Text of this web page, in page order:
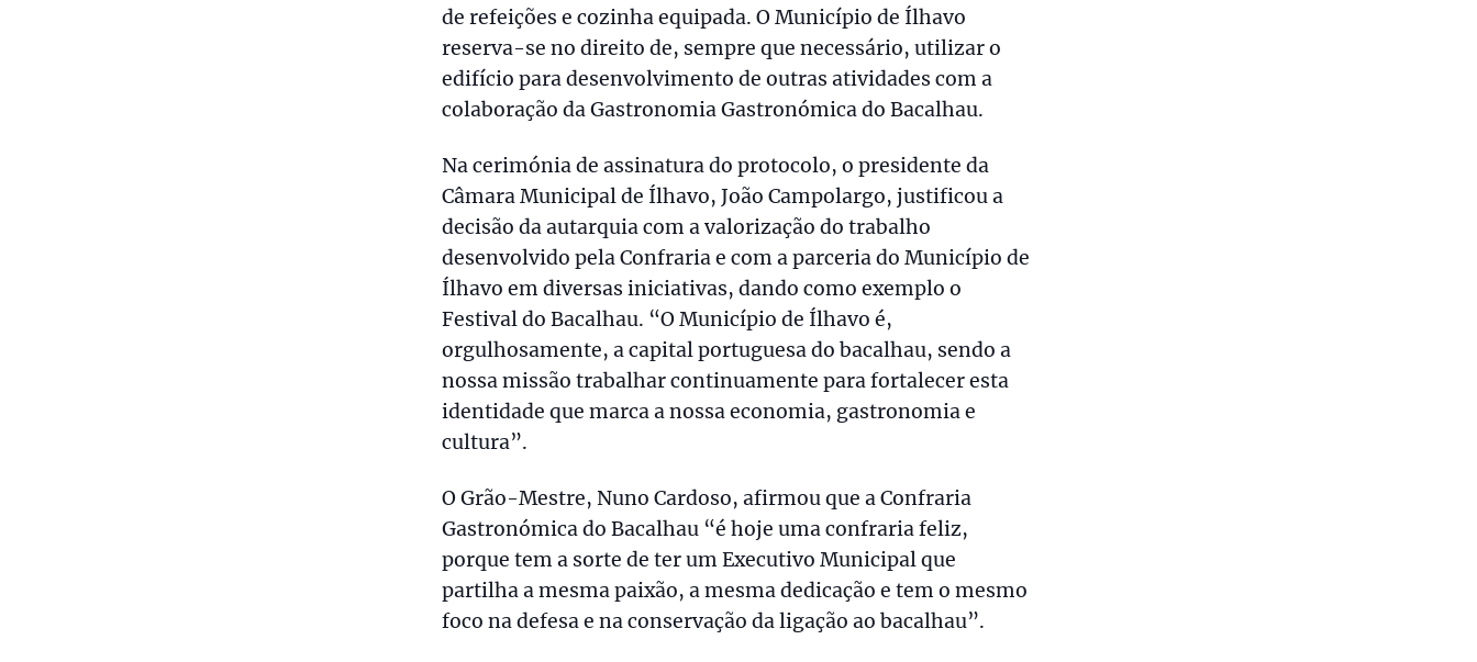
de refeições e cozinha equipada. O Município de Ílhavo
reserva-se no direito de, sempre que necessário, utilizar o
edifício para desenvolvimento de outras atividades com a
colaboração da Gastronomia Gastronómica do Bacalhau.
Na cerimónia de assinatura do protocolo, o presidente da
Câmara Municipal de Ílhavo, João Campolargo, justificou a
decisão da autarquia com a valorização do trabalho
desenvolvido pela Confraria e com a parceria do Município de
Ílhavo em diversas iniciativas, dando como exemplo o
Festival do Bacalhau. “O Município de Ílhavo é,
orgulhosamente, a capital portuguesa do bacalhau, sendo a
nossa missão trabalhar continuamente para fortalecer esta
identidade que marca a nossa economia, gastronomia e
cultura”.
O Grão-Mestre, Nuno Cardoso, afirmou que a Confraria
Gastronómica do Bacalhau “é hoje uma confraria feliz,
porque tem a sorte de ter um Executivo Municipal que
partilha a mesma paixão, a mesma dedicação e tem o mesmo
foco na defesa e na conservação da ligação ao bacalhau”.